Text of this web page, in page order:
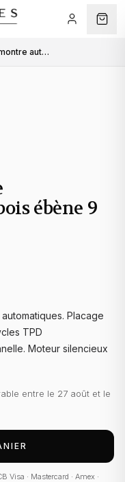
Remontoir à montre automatique Capri bois ébène 9 montres
ébène 9
Placage
TPD
Moteur silencieux
entre le 27 août et le
Visa · Mastercard · Amex ·